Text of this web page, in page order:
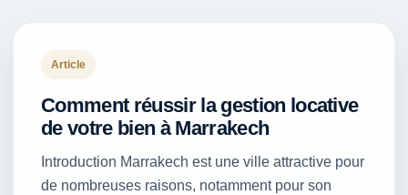
Article
Comment réussir la gestion locative
de votre bien à Marrakech
Introduction Marrakech est une ville attractive pour
de nombreuses raisons, notamment pour son